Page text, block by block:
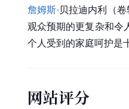
詹姆斯· 贝拉迪内利（卷
观众预期的更复杂和令
个人受到的家庭呵护是
网站评分